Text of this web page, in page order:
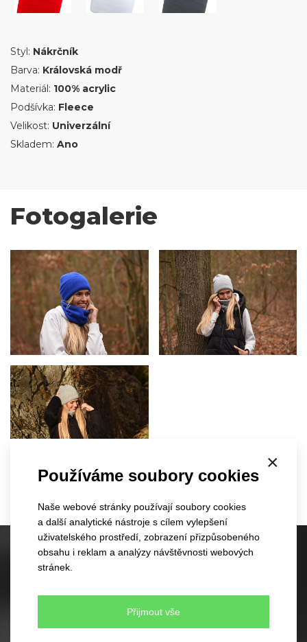
×
Používáme soubory cookies
Naše webové stránky používají soubory cookies
a další analytické nástroje s cílem vylepšení
uživatelského prostředí, zobrazení přizpůsobeného
obsahu i reklam a analýzy návštěvnosti webových
stránek.
Přijmout vše
Styl: Nákrčník
Barva: Královská modř
Materiál: 100% acrylic
Podšívka: Fleece
Velikost: Univerzální
Skladem: Ano
Fotogalerie
Skladové kšiltovky
350 barevných kombinací
Žádné minimální množství pro objednávku